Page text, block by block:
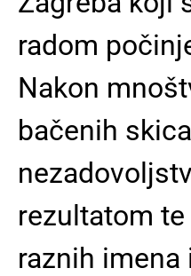
radom
Nakon
bačenih
rezultatom
raznih imena